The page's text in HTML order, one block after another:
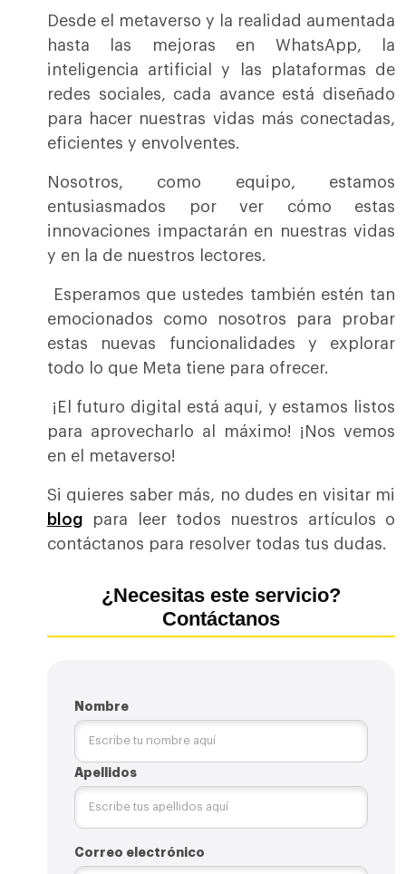
Desde el metaverso y la realidad aumentada
hasta las mejoras en WhatsApp, la
inteligencia artificial y las plataformas de
redes sociales, cada avance está diseñado
para hacer nuestras vidas más conectadas,
eficientes y envolventes.
Nosotros, como equipo, estamos
entusiasmados por ver cómo estas
innovaciones impactarán en nuestras vidas
y en la de nuestros lectores.
Esperamos que ustedes también estén tan
emocionados como nosotros para probar
estas nuevas funcionalidades y explorar
todo lo que Meta tiene para ofrecer.
¡El futuro digital está aquí, y estamos listos
para aprovecharlo al máximo! ¡Nos vemos
en el metaverso!
Si quieres saber más, no dudes en visitar mi
blog para leer todos nuestros artículos o
contáctanos para resolver todas tus dudas.
¿Necesitas este servicio?
Contáctanos
Nombre
Apellidos
Correo electrónico